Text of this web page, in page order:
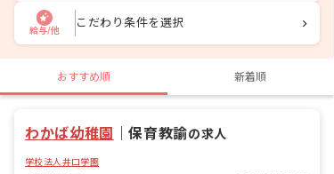
給与/他
こだわり条件を選択
おすすめ順 新着順
わかば幼稚園 ｜保育教諭の求人
学校法人井口学園